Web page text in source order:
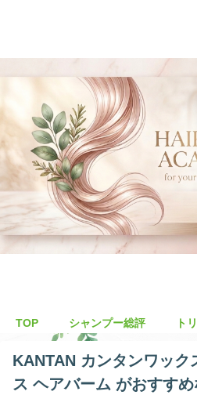
TOP シャンプー総評 ト
KANTAN カンタンワック
ス ヘアバーム がおすすめ